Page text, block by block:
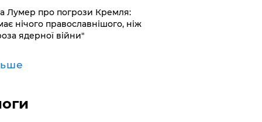
Лумер про погрози Кремля:
нічого православнішого, ніж
ядерної війни"